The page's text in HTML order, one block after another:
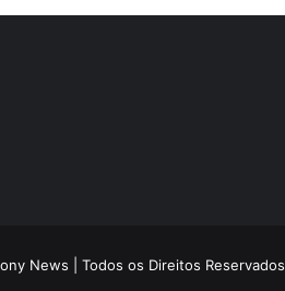
News | Todos os Direitos Reservados